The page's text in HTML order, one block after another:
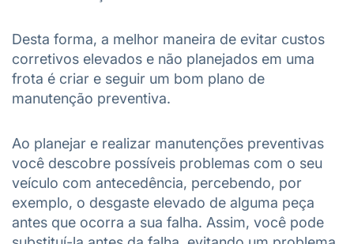
Desta forma, a melhor maneira de evitar custos
corretivos elevados e não planejados em uma
frota é criar e seguir um bom plano de
manutenção preventiva.
Ao planejar e realizar manutenções preventivas
você descobre possíveis problemas com o seu
veículo com antecedência, percebendo, por
exemplo, o desgaste elevado de alguma peça
antes que ocorra a sua falha. Assim, você pode